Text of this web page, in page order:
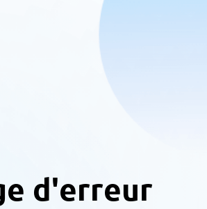
d'erreur